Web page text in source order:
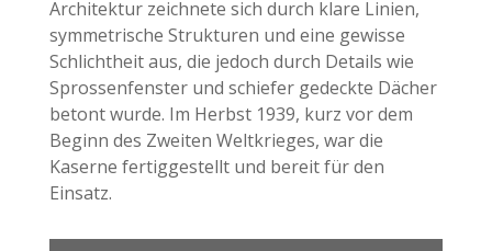
Architektur zeichnete sich durch klare Linien,
symmetrische Strukturen und eine gewisse
Schlichtheit aus, die jedoch durch Details wie
Sprossenfenster und schiefer gedeckte Dächer
betont wurde. Im Herbst 1939, kurz vor dem
Beginn des Zweiten Weltkrieges, war die
Kaserne fertiggestellt und bereit für den
Einsatz.